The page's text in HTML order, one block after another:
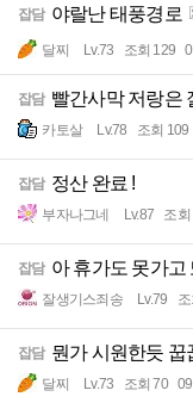
잡담 야랄난 태풍경로
달찌 Lv.73 조회 129
잡담 빨간사막 저랑은
카토살 Lv.78 조회 109
잡담 정산 완료 !
부자나그네 Lv.87 조회
잡담 아 휴가도 못가고
잘생기스죄송 Lv.79
잡담 뭔가 시원한듯 꿉
달찌 Lv.73 조회 70